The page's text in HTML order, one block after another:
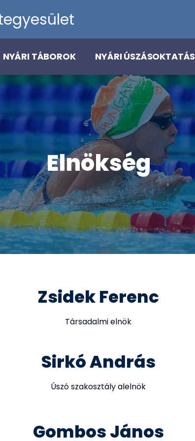
NYÁRI TÁBOROK NYÁRI ÚSZÁSOKTATÁS
Elnökség
Zsidek Ferenc
Társadalmi elnök
Sirkó András
Úszó szakosztály alelnök
Gombos János